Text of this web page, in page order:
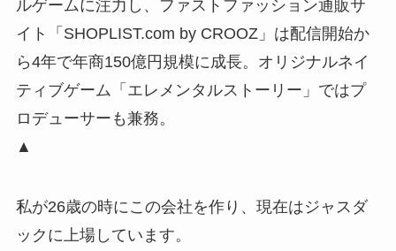
ルゲームに注力し、ファストファッション通販サ
イト「SHOPLIST.com by CROOZ」は配信開始か
ら4年で年商150億円規模に成長。オリジナルネイ
ティブゲーム「エレメンタルストーリー」ではプ
ロデューサーも兼務。
▲
私が26歳の時にこの会社を作り、現在はジャスダ
ックに上場しています。